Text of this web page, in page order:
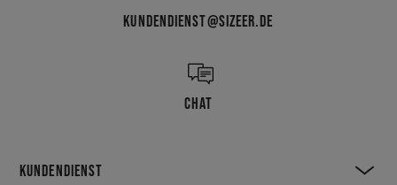
KUNDENDIENST@SIZEER.DE
CHAT
KUNDENDIENST